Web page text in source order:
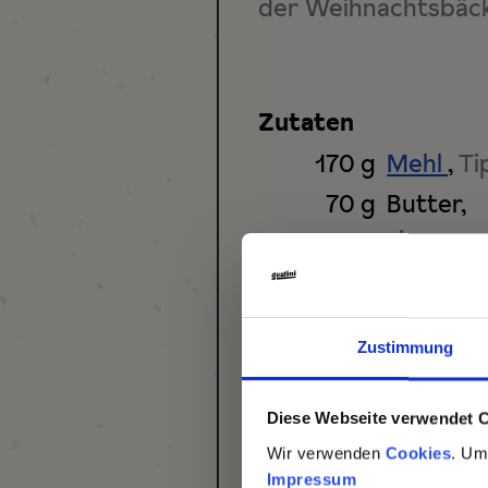
Zustimmung
Diese Webseite verwendet
Wir verwenden Cookies.
Impressum
der
Zutaten
170 g Mehl ,
70 g Butter,
70g
1
Abrieb